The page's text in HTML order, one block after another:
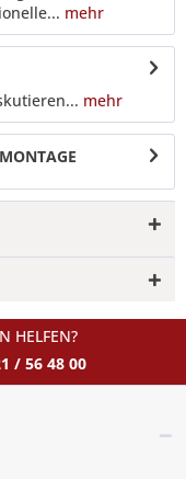
mehr
mehr
HELFEN?
/ 56 48 00